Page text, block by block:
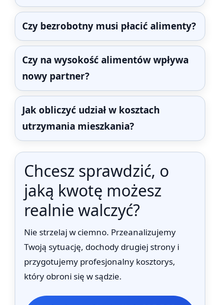
Czy bezrobotny musi płacić alimenty?
Czy na wysokość alimentów wpływa
nowy partner?
Jak obliczyć udział w kosztach
utrzymania mieszkania?
Chcesz sprawdzić, o
jaką kwotę możesz
realnie walczyć?
Nie strzelaj w ciemno. Przeanalizujemy
Twoją sytuację, dochody drugiej strony i
przygotujemy profesjonalny kosztorys,
który obroni się w sądzie.